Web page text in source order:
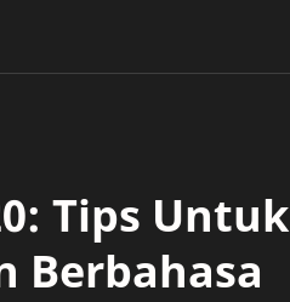
Tips Untuk
Berbahasa